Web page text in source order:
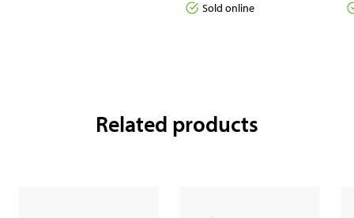
Sold online
Related products